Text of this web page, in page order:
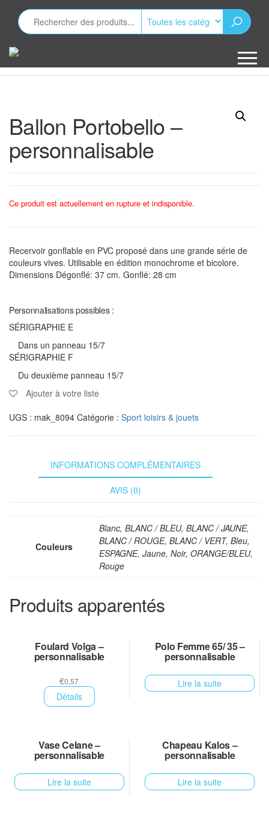
contenu
publicitaires
Ballon Portobello –
personnalisable
Ce produit est actuellement en rupture et indisponible.
Recervoir gonflable en PVC proposé dans une grande série de
couleurs vives. Utilisable en édition monochrome et bicolore.
Dimensions Dégonflé: 37 cm. Gonflé: 28 cm
Personnalisations possibles :
SÉRIGRAPHIE E
Dans un panneau 15/7
SÉRIGRAPHIE F
Du deuxième panneau 15/7
Ajouter à votre liste
UGS : mak_8094 Catégorie : Sport loisirs & jouets
INFORMATIONS COMPLÉMENTAIRES
AVIS (0)
Couleurs
Blanc, BLANC / BLEU, BLANC / JAUNE,
BLANC / ROUGE, BLANC / VERT, Bleu,
ESPAGNE, Jaune, Noir, ORANGE/BLEU,
Rouge
Produits apparentés
Foulard Volga –
personnalisable
€0,57
Détails
Polo Femme 65/ 35 –
personnalisable
Lire la suite
Vase Celane –
personnalisable
Lire la suite
Chapeau Kalos –
personnalisable
Lire la suite